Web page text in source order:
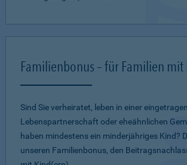
Familienbonus – für Familien
Sind Sie verheiratet, leben in einer
Lebenspartnerschaft oder eheähnlichen
haben mindestens ein minderjähriges Kind?
unseren Familienbonus, den